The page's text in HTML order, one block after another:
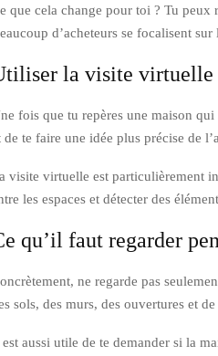
que cela change pour toi ? Tu peux
d’acheteurs se focalisent
la visite
fois que tu repères une maison
de te faire une idée plus précise de
visite virtuelle est particulièrement
les espaces et détecter des
qu’il faut regarder
ne regarde pas
sols, des murs, des ouvertures et
aussi utile de te demander si la